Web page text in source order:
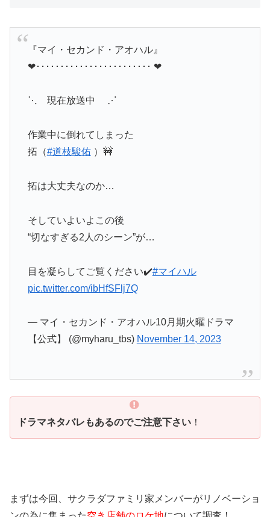
『マイ・セカンド・アオハル』
❤︎････････････････････････ ❤︎
⋱ 現在放送中 ⋰
作業中に倒れてしまった
拓（#道枝駿佑）🚧
拓は大丈夫なのか…
そしていよいよこの後
“切なすぎる2人のシーン”が…
目を凝らしてご覧ください✔️#マイハル
pic.twitter.com/ibHfSFlj7Q
— マイ・セカンド・アオハル10月期火曜ドラマ
【公式】 (@myharu_tbs) November 14, 2023
ドラマネタバレもあるのでご注意下さい ！
まずは今回、サクラダファミリ家メンバーがリノベーショ